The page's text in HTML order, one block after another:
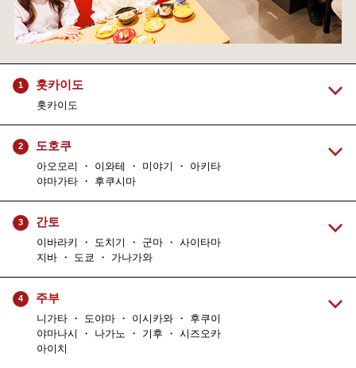
1 홋카이도
홋카이도
2 도호쿠
아오모리 ・ 이와테 ・ 미야기 ・ 아키타
야마가타 ・ 후쿠시마
3 간토
이바라키 ・ 도치기 ・ 군마 ・ 사이타마
지바 ・ 도쿄 ・ 가나가와
4 주부
니가타 ・ 도야마 ・ 이시카와 ・ 후쿠이
야마나시 ・ 나가노 ・ 기후 ・ 시즈오카
아이치